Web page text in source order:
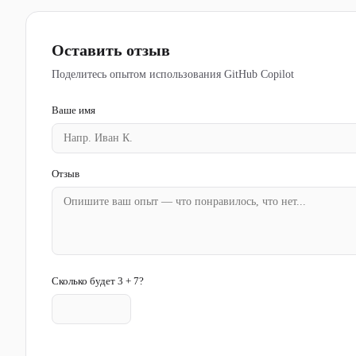
Оставить отзыв
Поделитесь опытом использования GitHub Copilot
Ваше имя
Отзыв
Сколько будет 3 + 7?